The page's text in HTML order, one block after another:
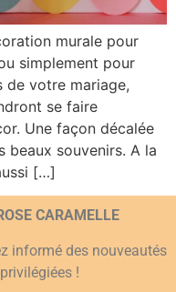
murale pour
simplement pour
de votre mariage,
se faire
Une façon décalée
beaux souvenirs. A la
[…]
CARAMELLE
informé des nouveautés
!